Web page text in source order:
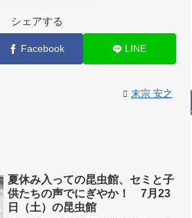
シェアする
Facebook LINE
末宗 安之
夏休み入っての昆虫館、セミと子
供たちの声でにぎやか！ 7月23
日（土）の昆虫館